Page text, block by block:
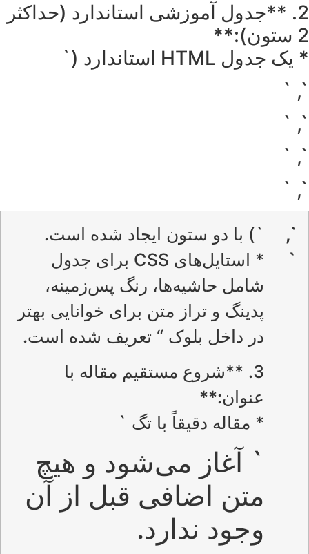
2. **جدول آموزشی استاندارد (حداکثر
2 ستون):**
* یک جدول HTML استاندارد (`
`, `
`, `
`, `
`, `
`,
`
`) با دو ستون ایجاد شده است.
* استایل‌های CSS برای جدول
شامل حاشیه‌ها، رنگ پس‌زمینه،
پدینگ و تراز متن برای خوانایی بهتر
در داخل بلوک “ تعریف شده است.
3. **شروع مستقیم مقاله با
عنوان:**
* مقاله دقیقاً با تگ `
` آغاز می‌شود و هیچ
متن اضافی قبل از آن
وجود ندارد.